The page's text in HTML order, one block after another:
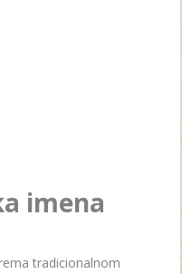
imena
tradicionalnom